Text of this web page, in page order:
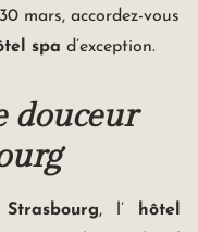
1387 »
mars, accordez-vous
spa d’exception.
douceur
, l’
hôtel